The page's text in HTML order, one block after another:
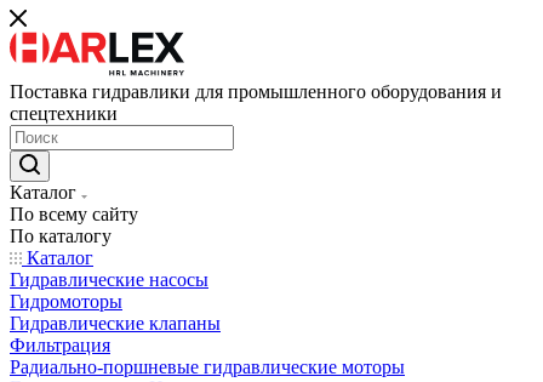
Поставка гидравлики для промышленного оборудования и
спецтехники
Каталог
По всему сайту
По каталогу
Каталог
Гидравлические насосы
Гидромоторы
Гидравлические клапаны
Фильтрация
Радиально-поршневые гидравлические моторы